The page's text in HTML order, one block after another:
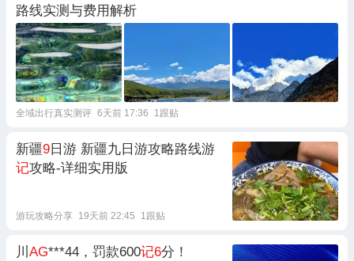
路线实测与费用解析
全域出行真实测评 6天前 17:36 1跟贴
新疆9 日游 新疆九日游攻略路线游
记攻略-详细实用版
游玩攻略分享 19天前 22:45 1跟贴
川 AG***44，罚款600记6分！